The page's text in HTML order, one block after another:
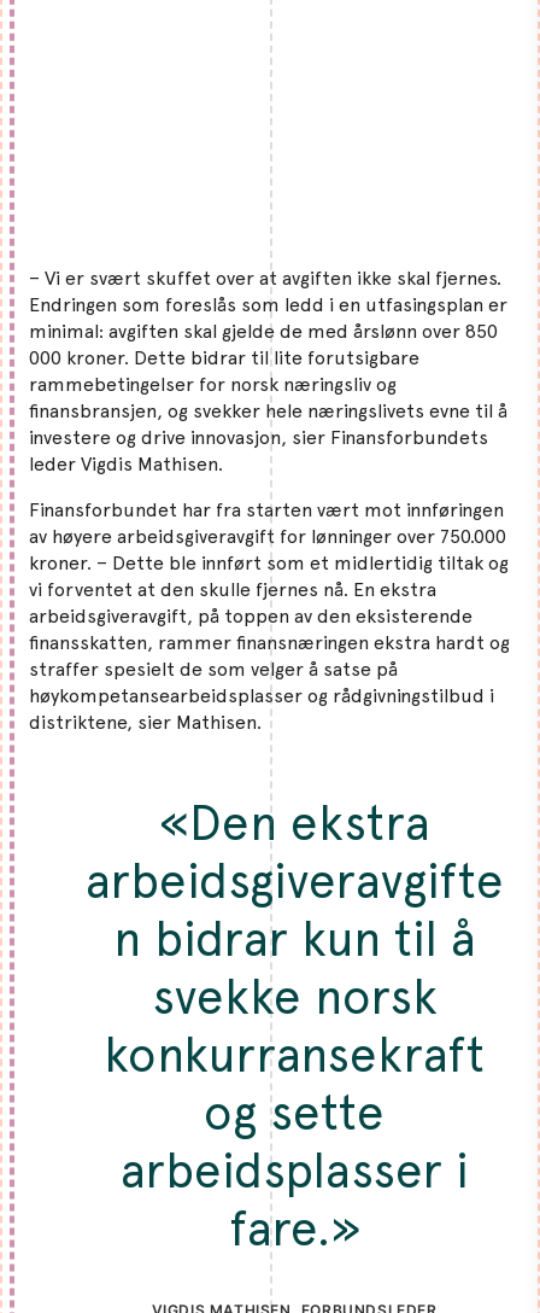
– Vi er svært skuffet over at avgiften ikke skal fjernes.
Endringen som foreslås som ledd i en utfasingsplan er
minimal: avgiften skal gjelde de med årslønn over 850
000 kroner. Dette bidrar til lite forutsigbare
rammebetingelser for norsk næringsliv og
finansbransjen, og svekker hele næringslivets evne til å
investere og drive innovasjon, sier Finansforbundets
leder Vigdis Mathisen.
Finansforbundet har fra starten vært mot innføringen
av høyere arbeidsgiveravgift for lønninger over 750.000
kroner. – Dette ble innført som et midlertidig tiltak og
vi forventet at den skulle fjernes nå. En ekstra
arbeidsgiveravgift, på toppen av den eksisterende
finansskatten, rammer finansnæringen ekstra hardt og
straffer spesielt de som velger å satse på
høykompetansearbeidsplasser og rådgivningstilbud i
distriktene, sier Mathisen.
«Den ekstra
arbeidsgiveravgifte
n bidrar kun til å
svekke norsk
konkurransekraft
og sette
arbeidsplasser i
fare.»